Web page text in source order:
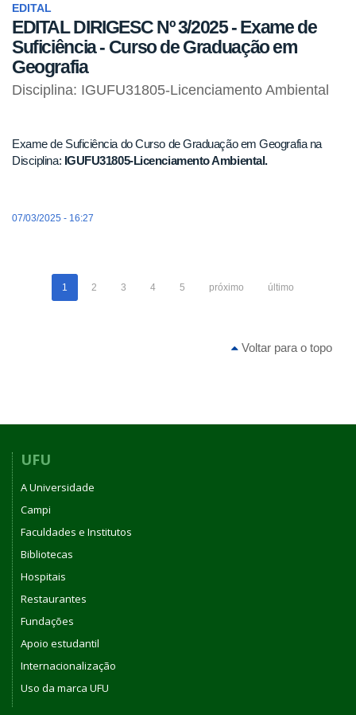
EDITAL
EDITAL DIRIGESC Nº 3/2025 - Exame de
Suficiência - Curso de Graduação em
Geografia
Disciplina: IGUFU31805-Licenciamento Ambiental
Exame de Suficiência do Curso de Graduação em Geografia na
Disciplina: IGUFU31805-Licenciamento Ambiental.
07/03/2025 - 16:27
1 2 3 4 5 próximo último
Voltar para o topo
UFU
A Universidade
Campi
Faculdades e Institutos
Bibliotecas
Hospitais
Restaurantes
Fundações
Apoio estudantil
Internacionalização
Uso da marca UFU